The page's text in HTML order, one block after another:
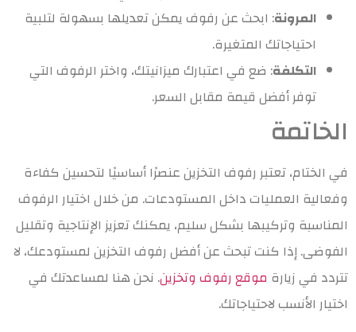
المرونة: ابحث عن رفوف يمكن تعديلها بسهولة لتلبية
احتياجاتك المتغيرة.
التكلفة: ضع في اعتبارك ميزانيتك، واختر الرفوف التي
توفر أفضل قيمة مقابل السعر.
الخاتمة
في الختام، تعتبر رفوف التخزين عنصرًا أساسيًا لتحسين كفاءة
وفعالية العمليات داخل المستودعات. من خلال اختيار الرفوف
المناسبة وتركيبها بشكل سليم، يمكنك تعزيز الإنتاجية وتقليل
الفوضى. إذا كنت تبحث عن أفضل رفوف التخزين لمستودعك، لا
تتردد في زيارة موقع رفوف وتخزين. نحن هنا لمساعدتك في
اختيار الأنسب لاحتياجاتك.